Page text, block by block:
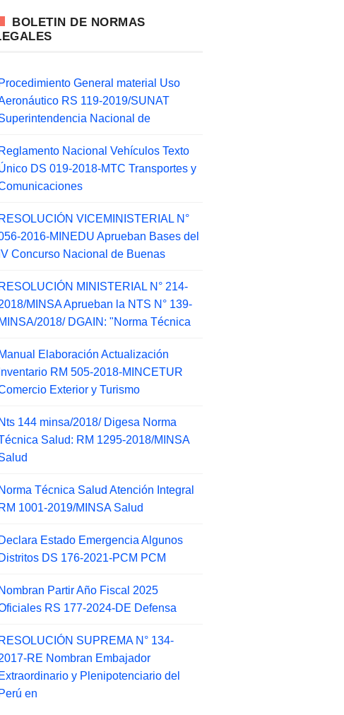
BOLETIN DE NORMAS
Procedimiento General material Uso
RS 119-2019/SUNAT
Nacional de
Reglamento Nacional Vehículos Texto
DS 019-2018-MTC Transportes y
RESOLUCIÓN VICEMINISTERIAL N°
2016-MINEDU Aprueban Bases del
IV Concurso Nacional de Buenas
RESOLUCIÓN MINISTERIAL N° 214-
MINSA Aprueban la NTS N° 139-
MINSA/2018/ DGAIN: "Norma Técnica
Manual Elaboración Actualización
Inventario RM 505-2018-MINCETUR
Exterior y Turismo
Nts 144 minsa/2018/ Digesa Norma
Salud: RM 1295-2018/MINSA
Norma Técnica Salud Atención Integral
RM 1001-2019/MINSA Salud
Declara Estado Emergencia Algunos
Distritos DS 176-2021-PCM PCM
Nombran Partir Año Fiscal 2025
RS 177-2024-DE Defensa
RESOLUCIÓN SUPREMA N° 134-
RE Nombran Embajador
Extraordinario y Plenipotenciario del
Perú en